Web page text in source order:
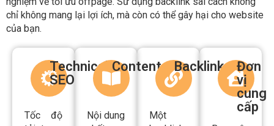
SEO
Tốc độ
tải trang
cực kỳ
Nội dung
chất
điều kiện
Một
backlink
website
vị
cung
cấp​
Bạn nên
tìm đơn